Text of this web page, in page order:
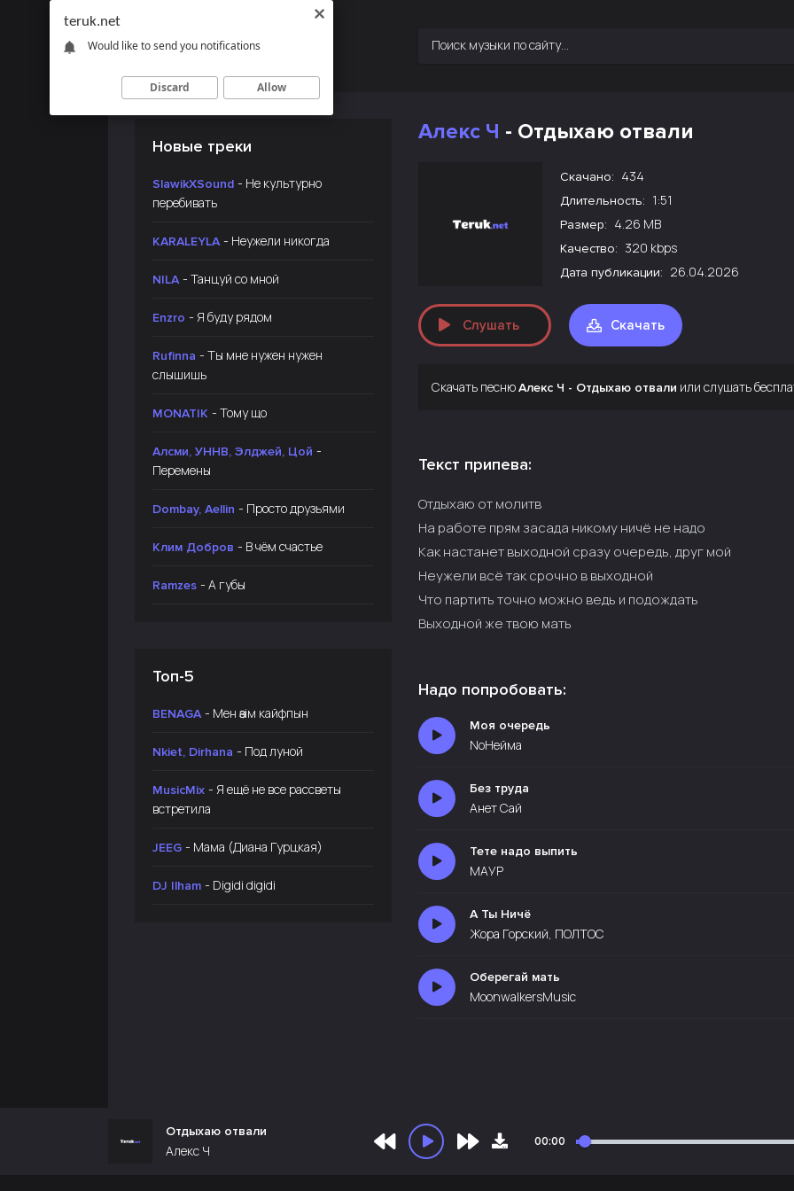
Новые треки
SlawikXSound - Не культурно
перебивать
KARALEYLA - Неужели никогда
NILA - Танцуй со мной
Enzro - Я буду рядом
Rufinna - Ты мне нужен нужен
слышишь
MONATIK - Тому що
Алсми, УННВ, Элджей, Цой -
Перемены
Dombay, Aellin - Просто друзьями
Клим Добров - В чём счастье
Ramzes - А губы
Топ-5
BENAGA - Мен өзім кайфпын
Nkiet, Dirhana - Под луной
MusicMix - Я ещё не все рассветы
встретила
JEEG - Мама (Диана Гурцкая)
DJ Ilham - Digidi digidi
Алекс Ч - Отдыхаю отвали
Скачано: 434
Длительность: 1:51
Размер: 4.26 MB
Качество: 320 kbps
Дата публикации: 26.04.2026
Слушать Скачать
Скачать песнюАлекс Ч - Отдыхаю отвали или слушать
Текст припева:
Отдыхаю от молитв
На работе прям засада никому ничё не надо
Как настанет выходной сразу очередь, друг мой
Неужели всё так срочно в выходной
Что партить точно можно ведь и подождать
Выходной же твою мать
Надо попробовать:
Моя очередь
NoНейма
Без труда
Анет Сай
Тете надо выпить
МАУР
А Ты Ничё
Жора Горский, ПОЛТОС
Оберегай мать
MoonwalkersMusic
Отдыхаю отвали
Алекс Ч
00:00
teruk.net
Would like to send you notifications
Discard Allow